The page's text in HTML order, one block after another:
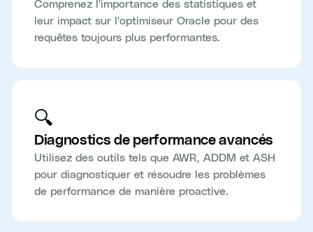
Comprenez l'importance des statistiques et
leur impact sur l'optimiseur Oracle pour des
requêtes toujours plus performantes.
🔍
Diagnostics de performance avancés
Utilisez des outils tels que AWR, ADDM et ASH
pour diagnostiquer et résoudre les problèmes
de performance de manière proactive.